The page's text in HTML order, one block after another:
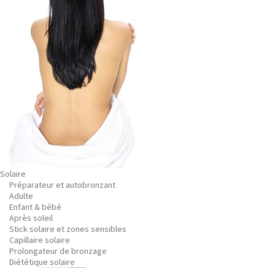
Solaire
Préparateur et autobronzant
Adulte
Enfant & bébé
Après soleil
Stick solaire et zones sensibles
Capillaire solaire
Prolongateur de bronzage
Diététique solaire